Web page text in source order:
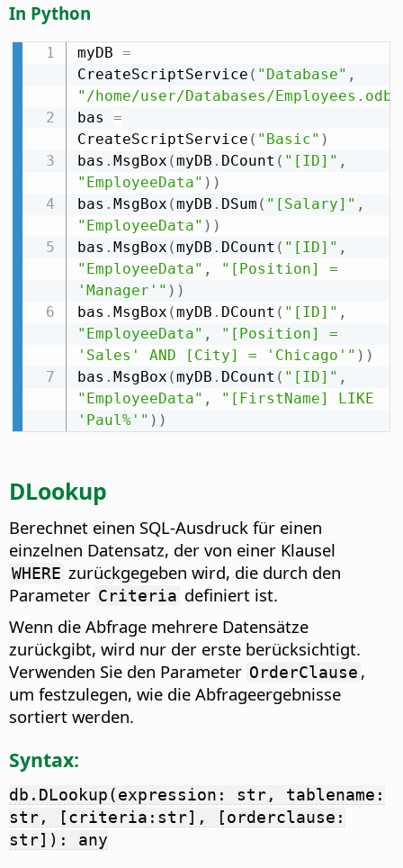
In Python
myDB =
CreateScriptService ( "Database" ,
"/home/user/Databases/Employees.odb"
bas =
CreateScriptService ( "Basic" )
bas . MsgBox (myDB . DCount ( "[ID]" ,
"EmployeeData" ) )
bas . MsgBox (myDB . DSum ( "[Salary]" ,
"EmployeeData" ) )
bas . MsgBox (myDB . DCount ( "[ID]" ,
"EmployeeData" ,
"[Position] =
'Manager'" ) )
bas . MsgBox (myDB . DCount ( "[ID]" ,
"EmployeeData" ,
"[Position] =
'Sales' AND [City] = 'Chicago'" ) )
bas . MsgBox (myDB . DCount ( "[ID]" ,
"EmployeeData" ,
"[FirstName] LIKE
'Paul%'" ) )
DLookup
Berechnet einen SQL-Ausdruck für einen
einzelnen Datensatz, der von einer Klausel
WHERE zurückgegeben wird, die durch den
Parameter Criteria definiert ist.
Wenn die Abfrage mehrere Datensätze
zurückgibt, wird nur der erste berücksichtigt.
Verwenden Sie den Parameter OrderClause ,
um festzulegen, wie die Abfrageergebnisse
sortiert werden.
Syntax:
db.DLookup(expression: str, tablename:
str, [criteria:str], [orderclause:
str]): any